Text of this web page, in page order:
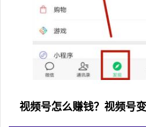
视频号怎么赚钱？视频号